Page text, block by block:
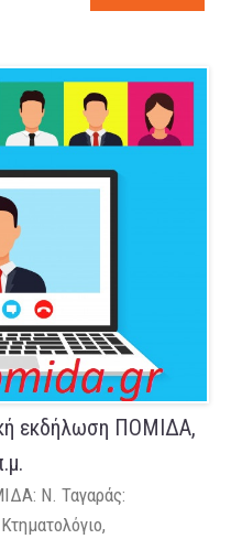
εκδήλωση ΠΟΜΙΔΑ,
Ν. Ταγαράς: